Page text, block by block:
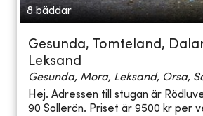
8 bäddar
Gesunda, Tomteland,
Leksand
Gesunda, Mora, Leksand, Orsa,
Hej. Adressen till stugan är
90 Sollerön. Priset är 9500 kr per